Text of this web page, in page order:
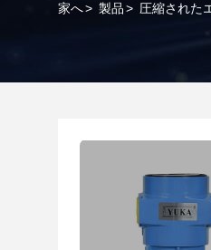
家へ> 製品> 圧縮された